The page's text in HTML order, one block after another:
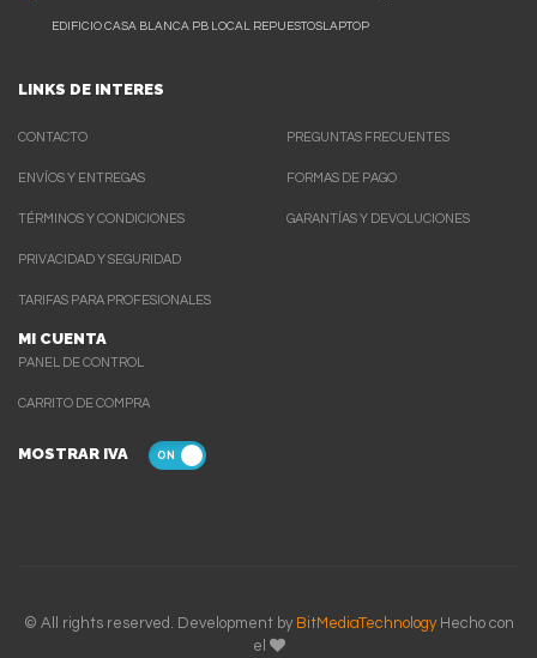
EDIFICIO CASA BLANCA PB LOCAL REPUESTOSLAPTOP
LINKS DE INTERES
CONTACTO
ENVÍOS Y ENTREGAS
TÉRMINOS Y CONDICIONES
PRIVACIDAD Y SEGURIDAD
TARIFAS PARA PROFESIONALES
MI CUENTA
PANEL DE CONTROL
CARRITO DE COMPRA
PREGUNTAS FRECUENTES
FORMAS DE PAGO
GARANTÍAS Y DEVOLUCIONES
MOSTRAR IVA
© All rights reserved. Development by BitMediaTechnologyHecho con
el